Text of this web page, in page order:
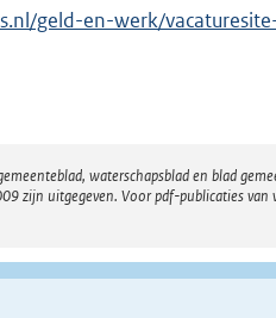
geld-en-werk/
waterschapsblad en blad
zijn uitgegeven. Voor pdf-publicaties